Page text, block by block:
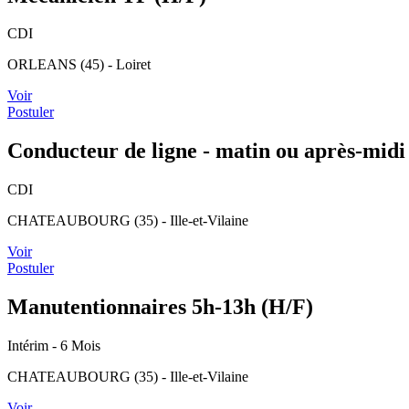
CDI
ORLEANS (45) - Loiret
Voir
Postuler
Conducteur de ligne - matin ou après-
CDI
CHATEAUBOURG (35) - Ille-et-Vilaine
Voir
Postuler
Manutentionnaires 5h-13h (H/F)
Intérim - 6 Mois
CHATEAUBOURG (35) - Ille-et-Vilaine